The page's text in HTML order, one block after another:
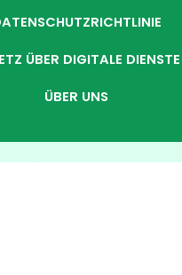
ÜBER DIGITALE DIENSTE
ÜBER UNS